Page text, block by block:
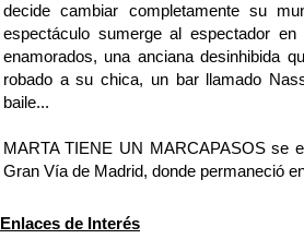
decide cambiar completamente su
espectáculo sumerge al espectador
enamorados, una anciana desinhibida
robado a su chica, un bar llamado
baile...
MARTA TIENE UN MARCAPASOS se
Gran Vía de Madrid, donde permaneció
Enlaces de Interés